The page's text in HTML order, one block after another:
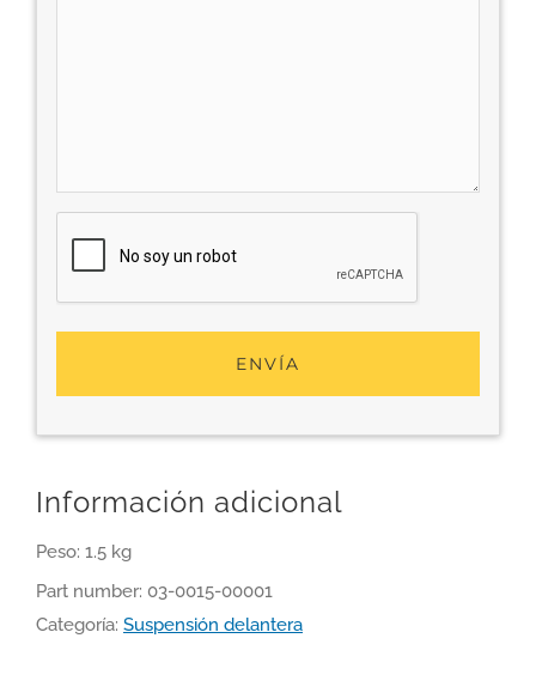
Información adicional
Peso: 1.5 kg
Part number: 03-0015-00001
Categoría: Suspensión delantera